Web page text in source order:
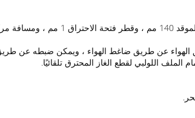
اللولبي لقطع الغاز المحترق تلقائيًا.